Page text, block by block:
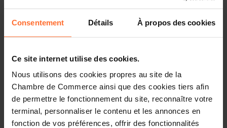
Consentement Détails À propos des cookies
Ce site internet utilise des cookies.
Nous utilisons des cookies propres au site de la
Chambre de Commerce ainsi que des cookies tiers afin
de permettre le fonctionnement du site, reconnaître votre
terminal, personnaliser le contenu et les annonces en
fonction de vos préférences, offrir des fonctionnalités